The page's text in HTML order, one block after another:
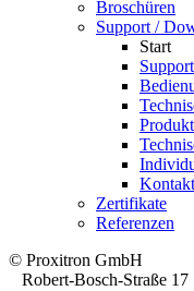
Broschüren
Support /
Start
Kontakt
Zertifikate
Referenzen
© Proxitron GmbH
Robert-Bosch-Straße